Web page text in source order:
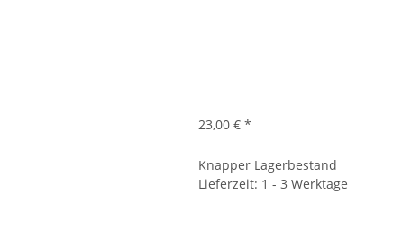
23,00 € *
Knapper Lagerbestand
Lieferzeit: 1 - 3 Werktage